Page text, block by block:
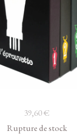
39,60€
Rupture de stock